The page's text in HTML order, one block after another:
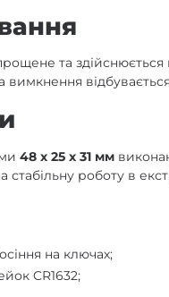
та
вимкнення
48 х 25 х 31 мм
роботу в
на ключах;
CR1632;